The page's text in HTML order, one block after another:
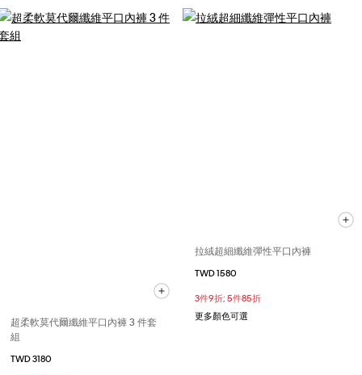
超柔軟莫代爾纖維平口內褲 3 件套
組
TWD 3180
拉絨超細纖維彈性平口內褲
TWD 1580
3件9折; 5件85折
更多顏色可選